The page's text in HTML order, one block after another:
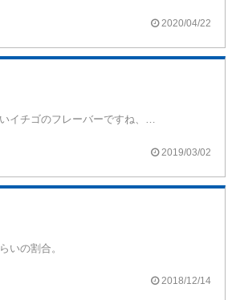
ックス飴やジュースみたいな感じ
ないけどそこそこつきます
2020/04/22
の味がするようで、このリキッドもしっかりパインの香りがしますね。
も乗って良い風味が出ています。
2019/03/02
いの割合。
2018/12/14